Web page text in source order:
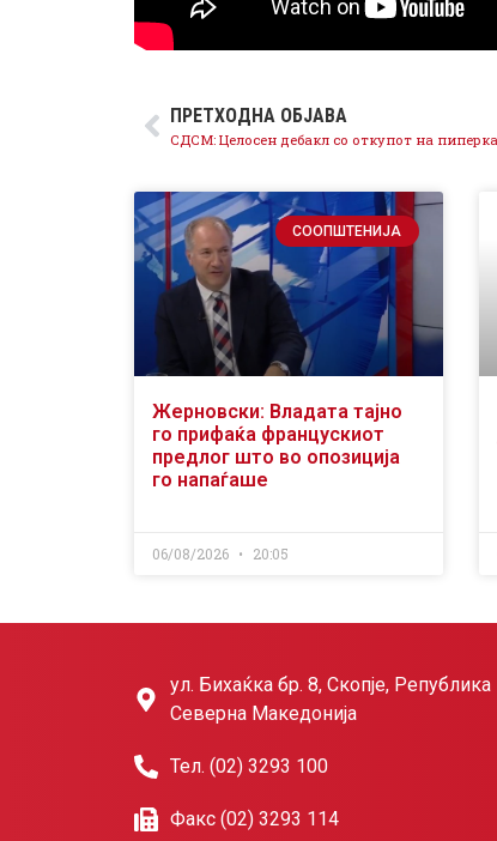
ПРЕТХОДНА ОБЈАВА
СООПШТЕНИЈА
Жерновски: Владата тајно
го прифаќа францускиот
предлог што во опозиција
го напаѓаше
06/08/2026 20:05
ул. Бихаќка бр. 8, Скопје, Република
Северна Македонија
Тел. (02) 3293 100
Факс (02) 3293 114